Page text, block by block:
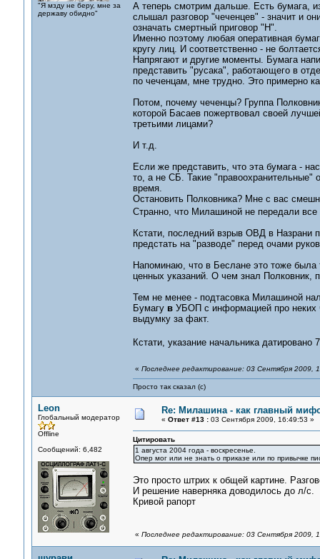
"Я мзду не беру, мне за
державу обидно"
А теперь смотрим дальше. Есть бумага,
слышал разговор "чеченцев" - значит и
означать смертный приговор "Н".
Именно поэтому любая оперативная
кругу лиц. И соответственно - не
Напрягают и другие моменты. Бумага
представить "русака", работающего в
по чеченцам, мне трудно. Это примерно
Потом, почему чеченцы? Группа
которой Басаев пожертвовал своей
третьими лицами?
И т.д.
Если же представить, что эта бумага -
то, а не СБ. Такие "правоохранительные"
время.
Остановить Полковника? Мне с вас
Странно, что Милашиной не передали
Кстати, последний взрыв ОВД в Назрани
предстать на "разводе" перед очами
Напоминаю, что в Беслане это тоже была
ценных указаний. О чем знал Полковник,
Тем не менее - подтасовка Милашиной
Бумагу вУБОП с информацией про неких
выдумку за факт.
Кстати, указание начальника
« Последнее редактирование: 03 Сентября 2009,
Просто так сказал (с)
Leon
Глобальный модератор
Offline
Сообщений: 6,482
Re: Милашина - как главный
« Ответ #13 :03 Сентября 2009, 16:49:53 »
Цитировать
1 августа 2004 года - воскресенье.
Опер мог или не знать о приказе или по привычке
Это просто штрих к общей картине.
И решение наверняка доводилось до л/c.
Кривой рапорт
« Последнее редактирование: 03 Сентября 2009,